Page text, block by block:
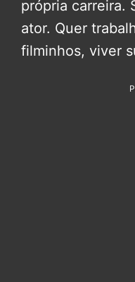
própria carreira.
ator. Quer
filminhos, viver